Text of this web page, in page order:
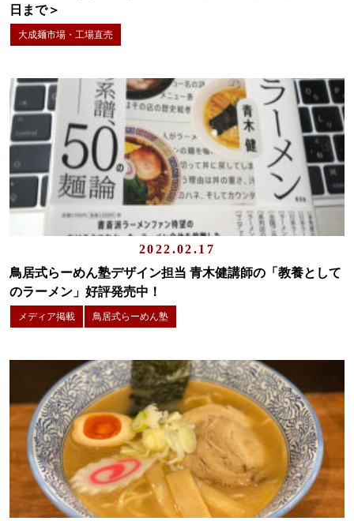
日まで＞
大成麺市場・工場直売
2022.02.17
鳥居式らーめん塾デザイン担当 青木健講師の「教養として
のラーメン」好評発売中！
メディア掲載 鳥居式らーめん塾